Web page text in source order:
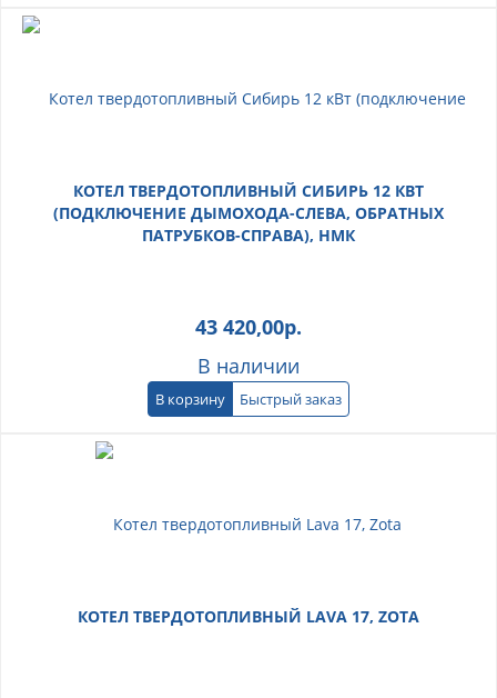
КОТЕЛ ТВЕРДОТОПЛИВНЫЙ СИБИРЬ 12 КВТ
(ПОДКЛЮЧЕНИЕ ДЫМОХОДА-СЛЕВА, ОБРАТНЫХ
ПАТРУБКОВ-СПРАВА), НМК
43 420,00р.
В наличии
В корзину Быстрый заказ
КОТЕЛ ТВЕРДОТОПЛИВНЫЙ LAVA 17, ZOTA